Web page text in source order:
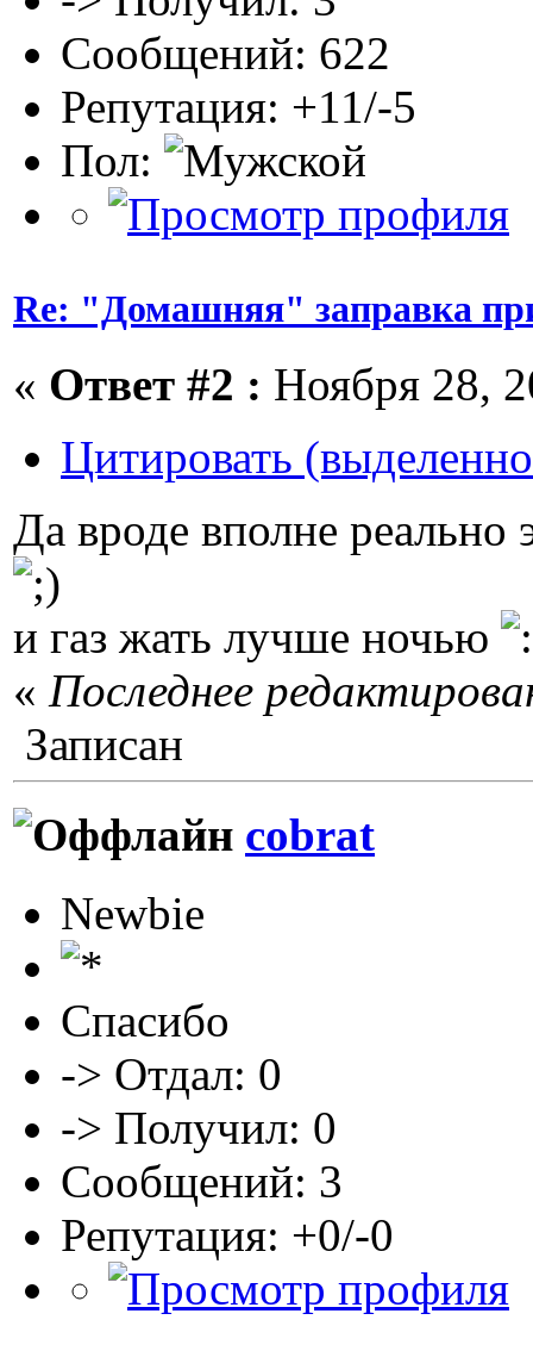
Сообщений: 622
Репутация: +11/-5
Пол:
Re: "Домашняя" заправка
« Ответ #2 : Ноября 28,
Цитировать
Да вроде вполне реально
и газ жать лучше ночью
« Последнее
Записан
cobrat
Newbie
Спасибо
-> Отдал: 0
-> Получил: 0
Сообщений: 3
Репутация: +0/-0